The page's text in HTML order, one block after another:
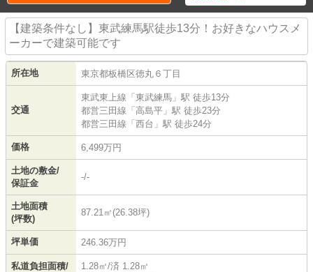
【建築条件なし】東武練馬駅徒歩13分！お好きなハウスメ
ーカーで建築可能です
所在地 東京都板橋区徳丸 ６丁目
交通
東武東上線 「 東武練馬 」駅 徒歩13分
都営三田線 「 高島平 」駅 徒歩23分
都営三田線 「 西台 」駅 徒歩24分
価格 6,499万円
土地の敷金/
保証金
-/-
土地面積
(坪数)
87.21㎡(26.38坪)
坪単価 246.36万円
私道負担面積/
1.28㎡/済 1.28㎡